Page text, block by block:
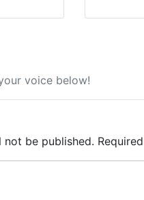
voice below!
not be published.